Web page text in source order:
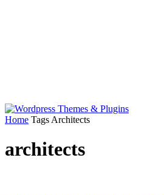
Home Tags Architects
architects